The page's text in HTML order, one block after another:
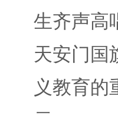
生齐声高
天安门国
义教育的